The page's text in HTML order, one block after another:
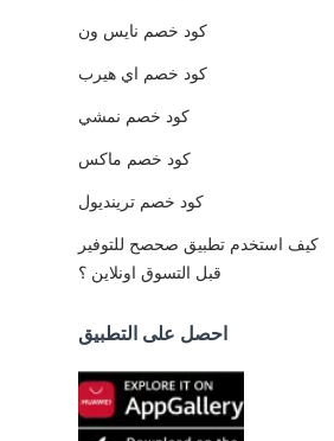
كود خصم نايس ون
كود خصم اي هيرب
كود خصم نمشي
كود خصم ماكس
كود خصم ترينديول
كيف استخدم تطبيق صحصح للتوفير
قبل التسوق اونلاين ؟
احصل على التطبيق